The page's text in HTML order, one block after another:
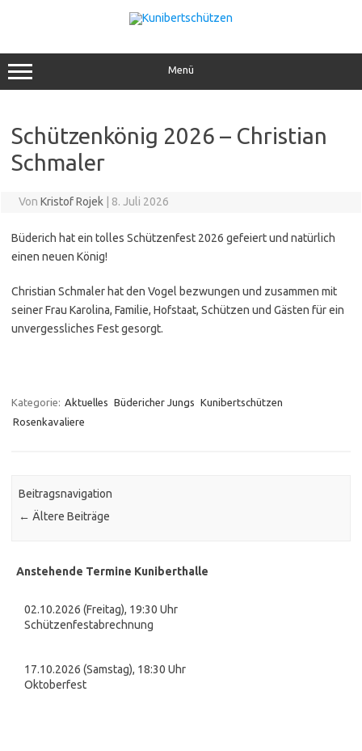
Menü
Schützenkönig 2026 – Christian
Schmaler
Von Kristof Rojek 8. Juli 2026
Büderich hat ein tolles Schützenfest 2026 gefeiert und natürlich
einen neuen König!
Christian Schmaler hat den Vogel bezwungen und zusammen mit
seiner Frau Karolina, Familie, Hofstaat, Schützen und Gästen für ein
unvergessliches Fest gesorgt.
Kategorie: Aktuelles Büdericher Jungs Kunibertschützen
Rosenkavaliere
Beitragsnavigation
← Ältere Beiträge
Anstehende Termine Kuniberthalle
02.10.2026 (Freitag), 19:30 Uhr
Schützenfestabrechnung
17.10.2026 (Samstag), 18:30 Uhr
Oktoberfest